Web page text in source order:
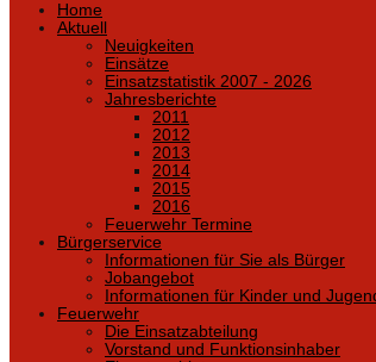
Home
Aktuell
Neuigkeiten
Einsätze
Einsatzstatistik 2007 - 2026
Jahresberichte
2011
2012
2013
2014
2015
2016
Feuerwehr Termine
Bürgerservice
Informationen für Sie als Bürger
Jobangebot
Informationen für Kinder und
Feuerwehr
Die Einsatzabteilung
Vorstand und Funktionsinhaber